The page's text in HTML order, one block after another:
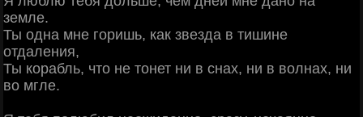
земле.
Ты одна мне горишь, как звезда в тишине
отдаления,
Ты корабль, что не тонет ни в снах, ни в волнах, ни
во мгле.